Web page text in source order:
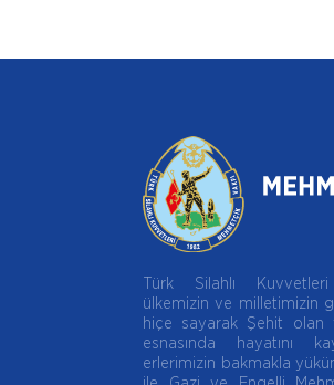
Türk Silahlı
ülkemizin ve milletimizin
hiçe sayarak Şehit olan
esnasında hayatını
erlerimizin bakmakla